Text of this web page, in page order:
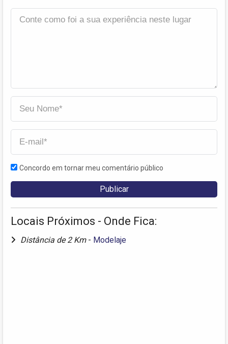
Concordo em tornar meu comentário público
Locais Próximos - Onde Fica:
Distância de 2 Km - Modelaje